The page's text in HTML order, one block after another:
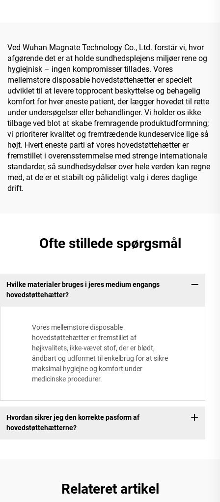
Ved Wuhan Magnate Technology Co., Ltd. forstår vi, hvor
afgørende det er at holde sundhedsplejens miljøer rene og
hygiejnisk – ingen kompromisser tillades. Vores
mellemstore disposable hovedstøttehætter er specielt
udviklet til at levere topprocent beskyttelse og behagelig
komfort for hver eneste patient, der lægger hovedet til rette
under undersøgelser eller behandlinger. Vi holder os ikke
tilbage ved blot at skabe fremragende produktudformning;
vi prioriterer kvalitet og fremtrædende kundeservice lige så
højt. Hvert eneste parti af vores hovedstøttehætter er
fremstillet i overensstemmelse med strenge internationale
standarder, så sundhedsydelser over hele verden kan regne
med, at de er et stabilt og pålideligt valg i deres daglige
drift.
Ofte stillede spørgsmål
Hvilke materialer bruges i jeres medium engangs
hovedstøttehætter?
Vores mellemstore disposable
hovedstøttehætter er fremstillet af
højkvalitets, ikke-vævet stof, der er blødt,
åndbart og udformet til enkelbrug for at sikre
maksimal hygiejne og komfort under
medicinske procedurer.
Hvordan sikrer jeg den korrekte pasform af
hovedstøttehætterne?
Relateret artikel